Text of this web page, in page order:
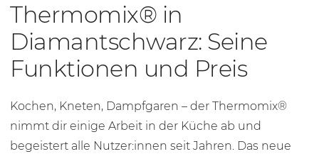
Thermomix® in
Diamantschwarz: Seine
Funktionen und Preis
Kochen, Kneten, Dampfgaren – der Thermomix®
nimmt dir einige Arbeit in der Küche ab und
begeistert alle Nutzer:innen seit Jahren. Das neue